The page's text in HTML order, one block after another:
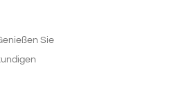
Sie